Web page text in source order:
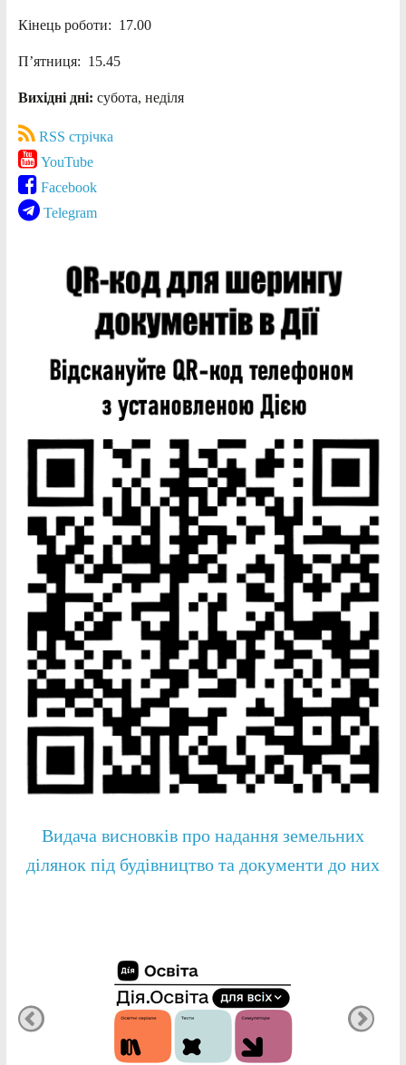
Кінець роботи: 17.00
П’ятниця: 15.45
Вихідні дні: субота, неділя
RSS стрічка
YouTube
Facebook
Telegram
Видача висновків про надання земельних
ділянок під будівництво та документи до них